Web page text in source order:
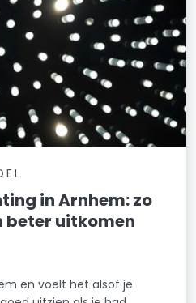
in Arnhem: zo
beter uitkomen
en voelt het alsof je